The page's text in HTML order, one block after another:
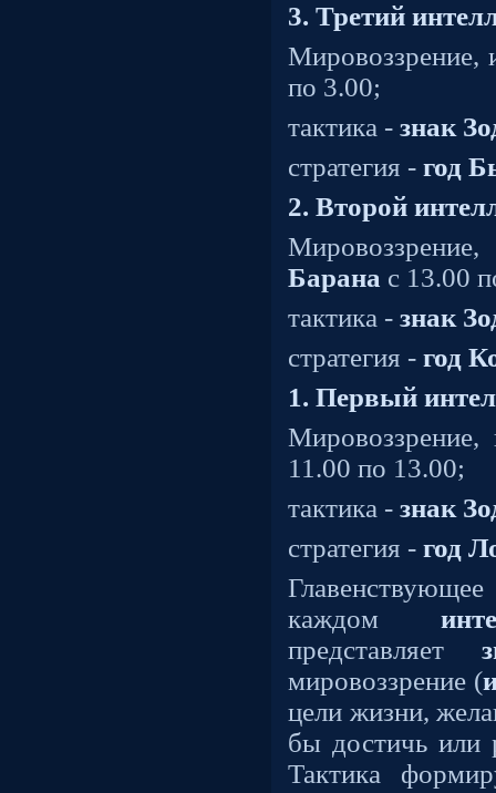
3. Третий
Мировоззрение,
по 3.00;
тактика - знак
стратегия - год
2. Второй
Барана с 13.00
тактика - знак
стратегия - год
1. Первый
11.00 по 13.00;
тактика - знак
стратегия - год
каждом
представляет
мировоззрение (
цели жизни,
бы достичь или
Тактика